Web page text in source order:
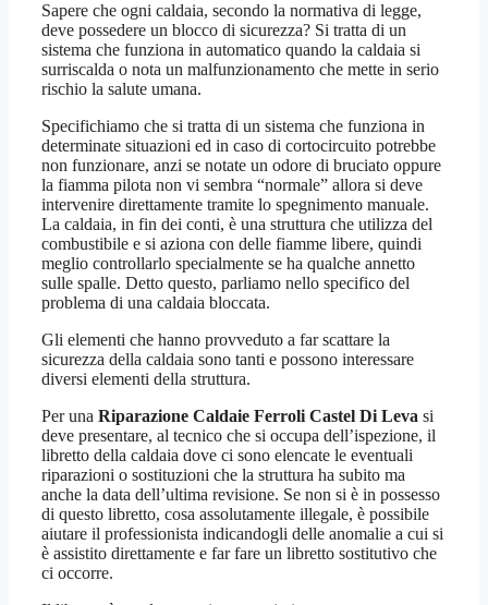
Sapere che ogni caldaia, secondo la normativa di legge,
deve possedere un blocco di sicurezza? Si tratta di un
sistema che funziona in automatico quando la caldaia si
surriscalda o nota un malfunzionamento che mette in serio
rischio la salute umana.
Specifichiamo che si tratta di un sistema che funziona in
determinate situazioni ed in caso di cortocircuito potrebbe
non funzionare, anzi se notate un odore di bruciato oppure
la fiamma pilota non vi sembra “normale” allora si deve
intervenire direttamente tramite lo spegnimento manuale.
La caldaia, in fin dei conti, è una struttura che utilizza del
combustibile e si aziona con delle fiamme libere, quindi
meglio controllarlo specialmente se ha qualche annetto
sulle spalle. Detto questo, parliamo nello specifico del
problema di una caldaia bloccata.
Gli elementi che hanno provveduto a far scattare la
sicurezza della caldaia sono tanti e possono interessare
diversi elementi della struttura.
Per una Riparazione Caldaie Ferroli Castel Di Leva si
deve presentare, al tecnico che si occupa dell’ispezione, il
libretto della caldaia dove ci sono elencate le eventuali
riparazioni o sostituzioni che la struttura ha subito ma
anche la data dell’ultima revisione. Se non si è in possesso
di questo libretto, cosa assolutamente illegale, è possibile
aiutare il professionista indicandogli delle anomalie a cui si
è assistito direttamente e far fare un libretto sostitutivo che
ci occorre.